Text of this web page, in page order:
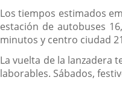
Los tiempos estimados
estación de autobuses
minutos y centro ciudad
La vuelta de la lanzadera
laborables. Sábados,